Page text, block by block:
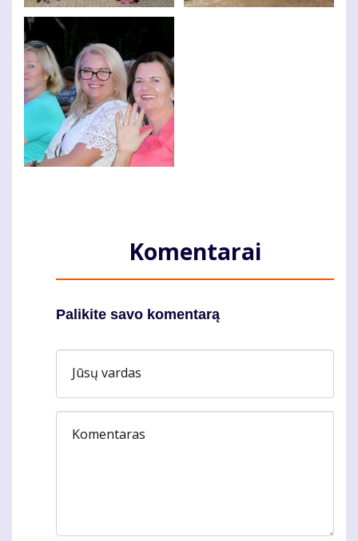
Komentarai
Palikite savo komentarą
Jūsų vardas
Komentaras